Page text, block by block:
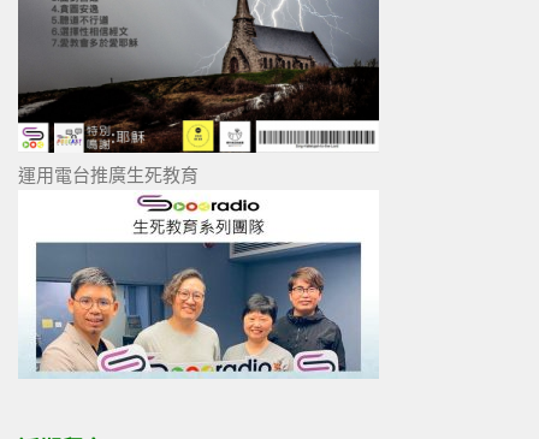
運用電台推廣生死教育